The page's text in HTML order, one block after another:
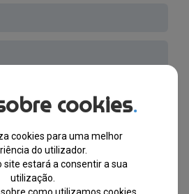
cookies.
cookies para uma melhor
do utilizador.
site estará a consentir a sua
utilização.
como utilizamos cookies,